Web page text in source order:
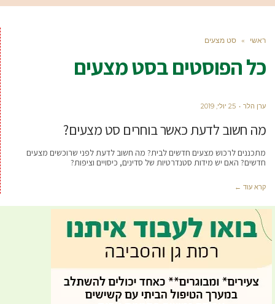
ראשי » סט מצעים
כל הפוסטים בסט מצעים
ערן הלר 25 יולי, 2019
מה חשוב לדעת כאשר בוחרים סט מצעים?
מתכננים לרכוש מצעים חדשים לבית? מה חשוב לדעת לפני שרוכשים מצעים
חדשים? האם יש מידות סטנדרטיות של סדינים, כיסויים וציפות?
קרא עוד ←